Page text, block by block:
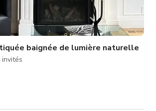
baignée de lumière naturelle
invités